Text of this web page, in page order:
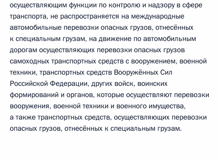
осуществляющим функции по контролю и надзору в сфере
транспорта, не распространяется на международные
автомобильные перевозки опасных грузов, отнесённых
к специальным грузам, на движение по автомобильным
дорогам осуществляющих перевозки опасных грузов
самоходных транспортных средств с вооружением, военной
техники, транспортных средств Вооружённых Сил
Российской Федерации, других войск, воинских
формирований и органов, которые осуществляют перевозки
вооружения, военной техники и военного имущества,
а также транспортных средств, осуществляющих перевозки
опасных грузов, отнесённых к специальным грузам.